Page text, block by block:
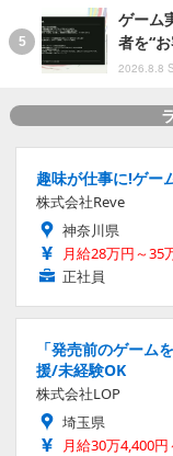
ゲーム
者を“
2026.8.8
趣味が仕事に!ゲー
株式会社Reve
神奈川県
月給28万円～35
正社員
「発売前のゲーム
援/未経験OK
株式会社LOP
埼玉県
月給30万4,400